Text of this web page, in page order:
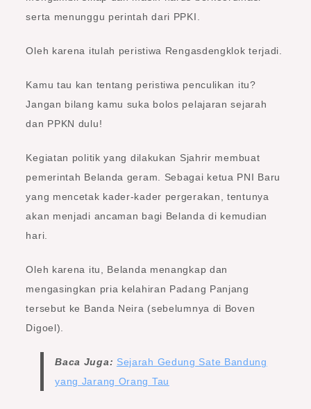
serta menunggu perintah dari PPKI.
Oleh karena itulah peristiwa Rengasdengklok terjadi.
Kamu tau kan tentang peristiwa penculikan itu?
Jangan bilang kamu suka bolos pelajaran sejarah
dan PPKN dulu!
Kegiatan politik yang dilakukan Sjahrir membuat
pemerintah Belanda geram. Sebagai ketua PNI Baru
yang mencetak kader-kader pergerakan, tentunya
akan menjadi ancaman bagi Belanda di kemudian
hari.
Oleh karena itu, Belanda menangkap dan
mengasingkan pria kelahiran Padang Panjang
tersebut ke Banda Neira (sebelumnya di Boven
Digoel).
Baca Juga: Sejarah Gedung Sate Bandung
yang Jarang Orang Tau